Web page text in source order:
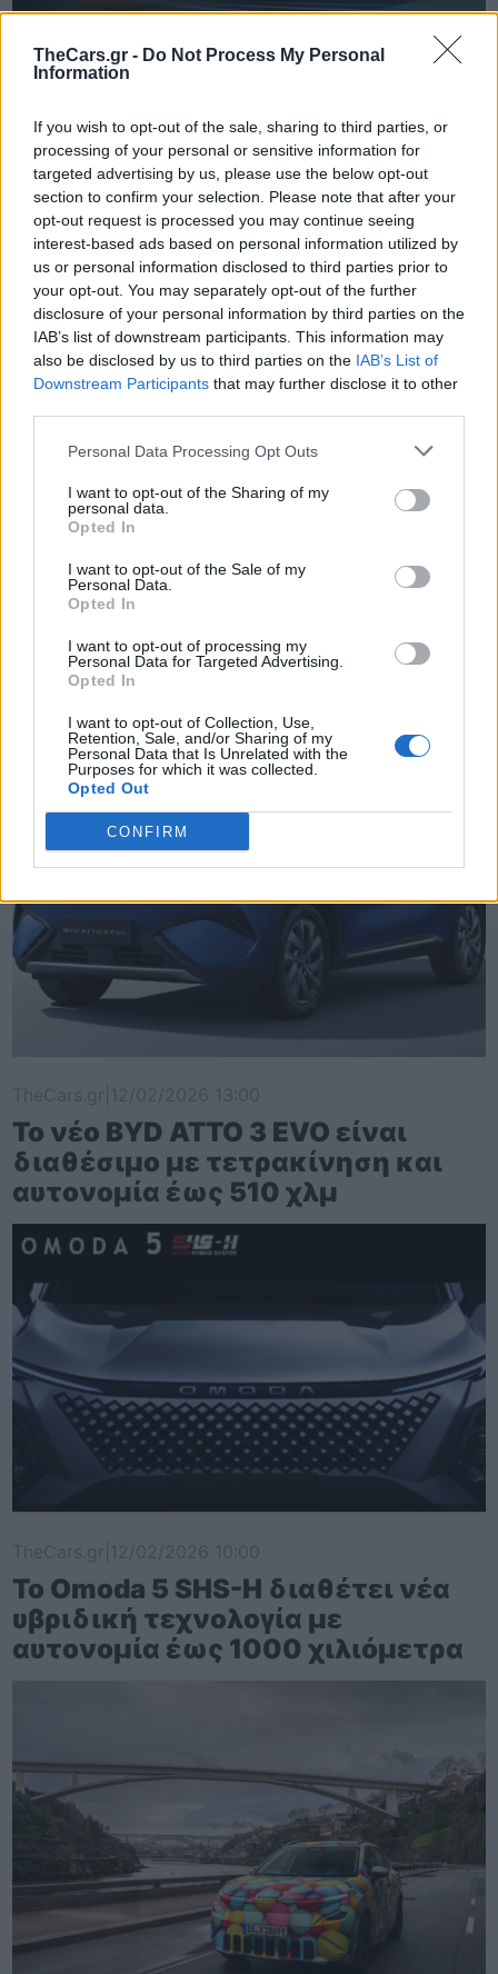
TheCars.gr - Do Not Process My Personal
Information
If you wish to opt-out of the sale, sharing to third parties, or
processing of your personal or sensitive information for
targeted advertising by us, please use the below opt-out
section to confirm your selection. Please note that after your
opt-out request is processed you may continue seeing
interest-based ads based on personal information utilized by
us or personal information disclosed to third parties prior to
your opt-out. You may separately opt-out of the further
disclosure of your personal information by third parties on the
IAB’s list of downstream participants. This information may
also be disclosed by us to third parties on the IAB’s List of
Downstream Participants that may further disclose it to other
Personal Data Processing Opt Outs
I want to opt-out of the Sharing of my
personal data.
Opted In
I want to opt-out of the Sale of my
Personal Data.
Opted In
I want to opt-out of processing my
Personal Data for Targeted Advertising.
Opted In
I want to opt-out of Collection, Use,
Retention, Sale, and/or Sharing of my
Personal Data that Is Unrelated with the
Purposes for which it was collected.
Opted Out
CONFIRM
Δοκιμάζουμε το οικογενειακό
ηλεκτρικό Omoda 5
TheCars.gr|16/02/2026 20:00
Η Volkswagen παρουσιάζει το νέο
T-Roc
Το νέο BYD ATTO 3 EVO είναι
διαθέσιμο με τετρακίνηση και
αυτονομία έως 510 χλμ
Το Omoda 5 SHS-H διαθέτει νέα
υβριδική τεχνολογία με
αυτονομία έως 1000 χιλιόμετρα